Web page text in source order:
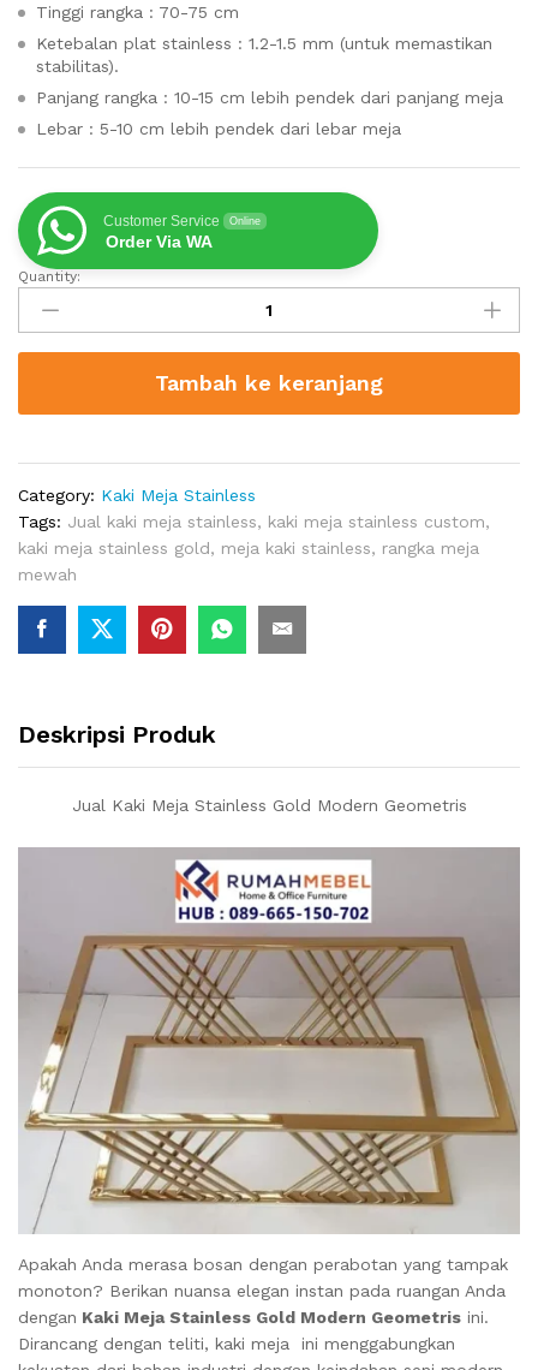
Tinggi rangka : 70-75 cm
Ketebalan plat stainless : 1.2-1.5 mm (untuk memastikan
stabilitas).
Panjang rangka : 10-15 cm lebih pendek dari panjang meja
Lebar : 5-10 cm lebih pendek dari lebar meja
Customer Service Online
Order Via WA
Jual
Kaki
Meja
Stainless
Modern
quantity
Quantity:
Tambah ke keranjang
Category: Kaki Meja Stainless
Tags: Jual kaki meja stainless, kaki meja stainless custom,
kaki meja stainless gold, meja kaki stainless, rangka meja
mewah
Deskripsi Produk
Jual Kaki Meja Stainless Gold Modern Geometris
Apakah Anda merasa bosan dengan perabotan yang tampak
monoton? Berikan nuansa elegan instan pada ruangan Anda
dengan Kaki Meja Stainless Gold Modern Geometris ini.
Dirancang dengan teliti, kaki meja ini menggabungkan